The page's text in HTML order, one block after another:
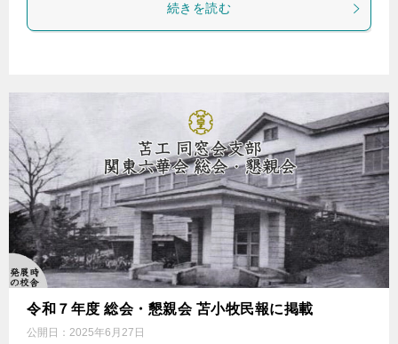
続きを読む
令和７年度 総会・懇親会 苫小牧民報に掲載
公開日： 2025年6月27日